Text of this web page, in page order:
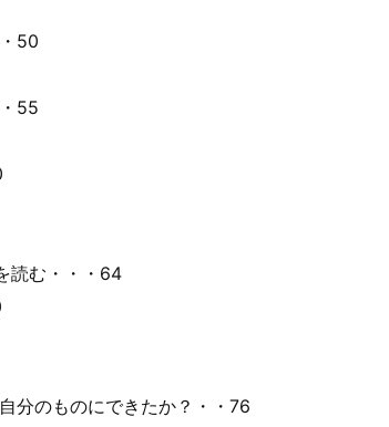
50
55
読む・・・64
分のものにできたか？・・76